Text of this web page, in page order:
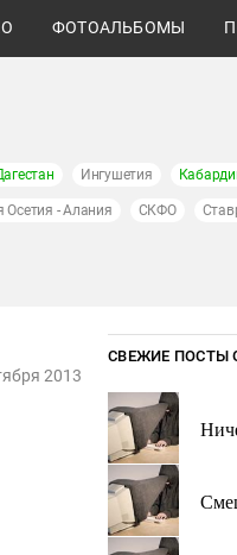
ФОТОАЛЬБОМЫ
Ингушетия
Осетия - Алания СКФО
2013
СВЕЖИЕ ПОСТЫ